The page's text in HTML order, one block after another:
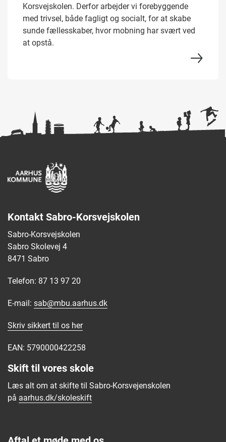
Korsvejskolen. Derfor arbejder vi forebyggende
med trivsel, både fagligt og socialt, for at skabe
sunde fællesskaber, hvor mobning har svært ved
at opstå.
Kontakt Sabro-Korsvejskolen
Sabro-Korsvejskolen
Sabro Skolevej 4
8471 Sabro
Telefon: 87 13 97 20
E-mail: sab@mbu.aarhus.dk
Skriv sikkert til os her
EAN: 5790000422258
Skift til vores skole
Læs alt om at skifte til Sabro-Korsvejenskolen
på aarhus.dk/skoleskift